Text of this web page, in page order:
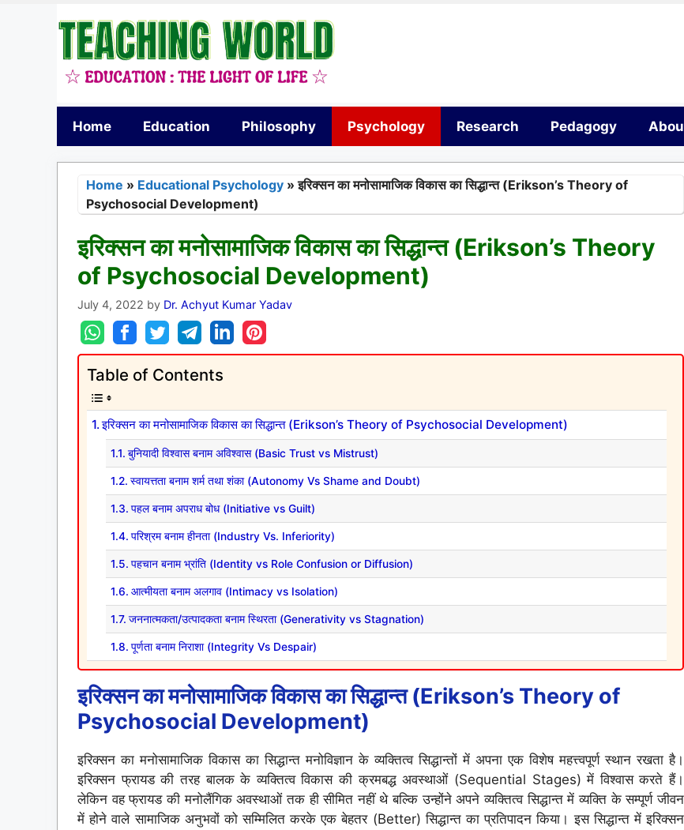
Home Education Philosophy Psychology Research Pedagogy
Home » Educational Psychology »इरिक्सन का मनोसामाजिक विकास का सिद्धान्त (Erikson’s Theory of
Psychosocial Development)
इरिक्सन का मनोसामाजिक विकास का सिद्धान्त (Erikson’s Theory
of Psychosocial Development)
July 4, 2022 by Dr. Achyut Kumar Yadav
Table of Contents
इरिक्सन का मनोसामाजिक विकास का सिद्धान्त (Erikson’s Theory of Psychosocial Development)
बुनियादी विश्वास बनाम अविश्वास (Basic Trust vs Mistrust)
स्वायत्तता बनाम शर्म तथा शंका (Autonomy Vs Shame and Doubt)
पहल बनाम अपराध बोध (Initiative vs Guilt)
परिश्रम बनाम हीनता (Industry Vs. Inferiority)
पहचान बनाम भ्रांति (Identity vs Role Confusion or Diffusion)
आत्मीयता बनाम अलगाव (Intimacy vs Isolation)
जननात्मकता/उत्पादकता बनाम स्थिरता (Generativity vs Stagnation)
पूर्णता बनाम निराशा (Integrity Vs Despair)
इरिक्सन का मनोसामाजिक विकास का सिद्धान्त (Erikson’s Theory of
Psychosocial Development)
इरिक्सन का मनोसामाजिक विकास का सिद्धान्त मनोविज्ञान के व्यक्तित्व सिद्धान्तों में अपना एक विशेष महत्त्वपूर्ण स्थान रखता है।
इरिक्सन फ्रायड की तरह बालक के व्यक्तित्व विकास की क्रमबद्ध अवस्थाओं (Sequential Stages) में विश्वास करते हैं।
लेकिन वह फ्रायड की मनोलैंगिक अवस्थाओं तक ही सीमित नहीं थे बल्कि उन्होंने अपने व्यक्तित्व सिद्धान्त में व्यक्ति के सम्पूर्ण जीवन
में होने वाले सामाजिक अनुभवों को सम्मिलित करके एक बेहतर (Better) सिद्धान्त का प्रतिपादन किया। इस सिद्धान्त में इरिक्सन